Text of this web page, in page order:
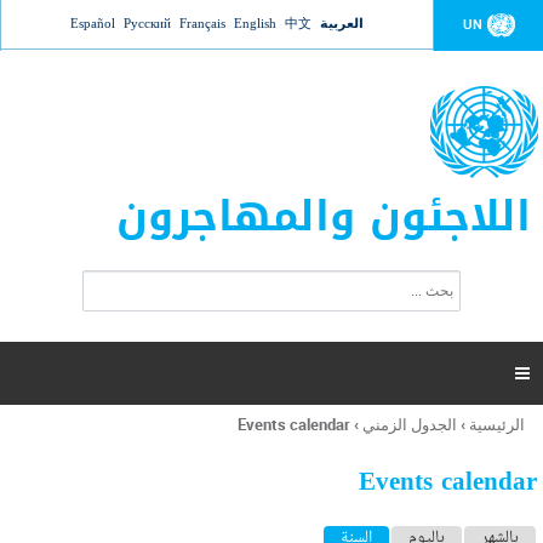
Jump to navigation UN العربية 中文
English
Français
Русский
Español
اللاجئون والمهاجرون
ت
ر
ل
ح
ب

أنت
هنا
الرئيسية › الجدول الزمني ›
Events calendar
Events calendar